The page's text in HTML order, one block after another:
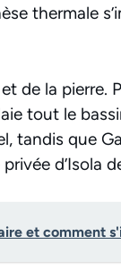
thermale
de la pierre.
tout le
tandis que
d’Isola
et comment